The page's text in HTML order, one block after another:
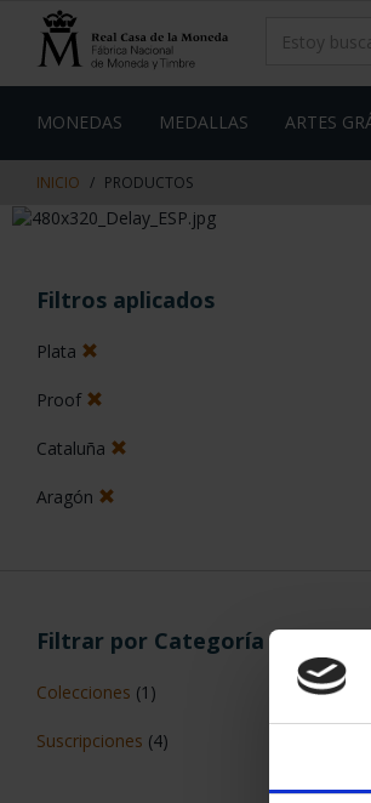
contenido
de
MONEDAS MEDALLAS ARTES
INICIO PRODUCTOS
Filtros aplicados
Plata
Proof
Cataluña
Aragón
Filtrar por Categoría
Colecciones (1)
Suscripciones (4)